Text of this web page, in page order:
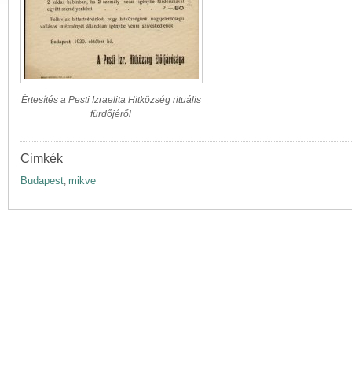
Értesítés a Pesti Izraelita Hitközség rituális
fürdőjéről
Cimkék
Budapest, mikve